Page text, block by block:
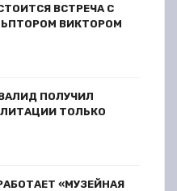
ВСТРЕЧА С
ВИКТОРОМ
ПОЛУЧИЛ
ТОЛЬКО
«МУЗЕЙНАЯ